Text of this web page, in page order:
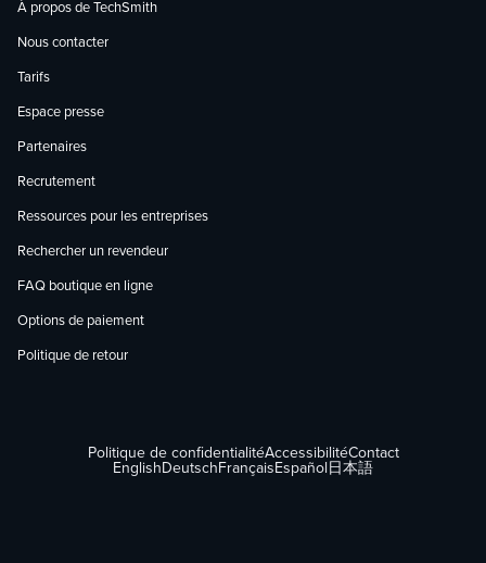
À propos de TechSmith
Nous contacter
Tarifs
Espace presse
Partenaires
Recrutement
Ressources pour les entreprises
Rechercher un revendeur
FAQ boutique en ligne
Options de paiement
Politique de retour
Politique de confidentialitéAccessibilitéContact
English Deutsch Français Español 日本語